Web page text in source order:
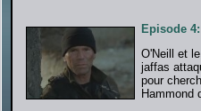
Episode
O'Neill et
jaffas
pour
Hammond